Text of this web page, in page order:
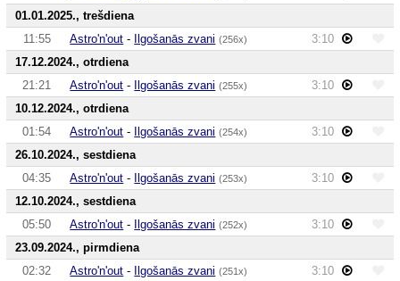
01.01.2025., trešdiena
11:55
Astro'n'out - Ilgošanās zvani (256x)
3:10
17.12.2024., otrdiena
21:21
Astro'n'out - Ilgošanās zvani (255x)
3:10
10.12.2024., otrdiena
01:54
Astro'n'out - Ilgošanās zvani (254x)
3:10
26.10.2024., sestdiena
04:35
Astro'n'out - Ilgošanās zvani (253x)
3:10
12.10.2024., sestdiena
05:50
Astro'n'out - Ilgošanās zvani (252x)
3:10
23.09.2024., pirmdiena
02:32
Astro'n'out - Ilgošanās zvani (251x)
3:10